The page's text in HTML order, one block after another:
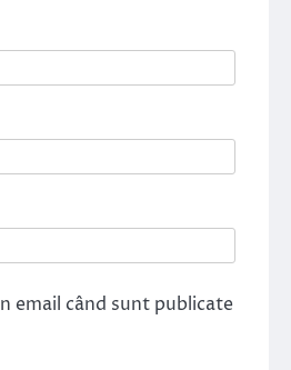
email când sunt publicate